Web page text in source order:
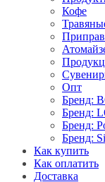
Кофе
Опт
Бренд:
Бренд:
Бренд:
Бренд:
Как купить
Как оплатить
Доставка